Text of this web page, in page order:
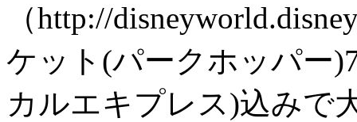
（http://
ケット(パークホッパー
カルエキプレス)込みで